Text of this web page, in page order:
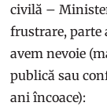
civilă –
frustrare, parte
avem nevoie
publică sau
ani încoace):